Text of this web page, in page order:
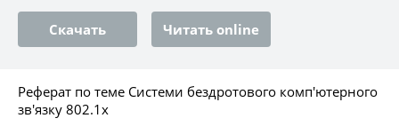
Скачать Читать online
Реферат по теме Системи бездротового комп'ютерного
зв'язку 802.1х